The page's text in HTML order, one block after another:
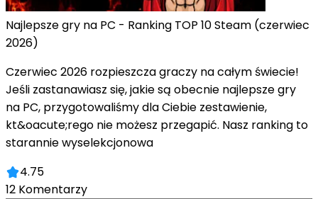
Najlepsze gry na PC - Ranking TOP 10 Steam (czerwiec
2026)
Czerwiec 2026 rozpieszcza graczy na całym świecie!
Jeśli zastanawiasz się, jakie są obecnie najlepsze gry
na PC, przygotowaliśmy dla Ciebie zestawienie,
kt&oacute;rego nie możesz przegapić. Nasz ranking to
starannie wyselekcjonowa
4.75
12 Komentarzy